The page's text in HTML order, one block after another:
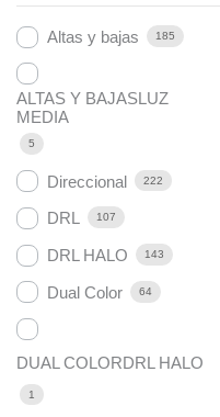
Altas y bajas 185
ALTAS Y BAJASLUZ
MEDIA
5
Direccional 222
DRL 107
DRL HALO 143
Dual Color 64
DUAL COLORDRL HALO
1